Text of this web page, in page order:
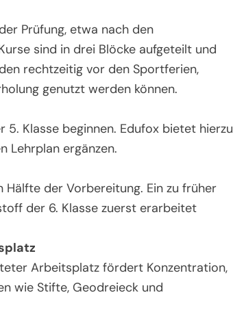
Prüfung, etwa nach den
sind in drei Blöcke aufgeteilt und
rechtzeitig vor den Sportferien,
genutzt werden können.
Klasse beginnen. Edufox bietet hierzu
Lehrplan ergänzen.
der Vorbereitung. Ein zu früher
der 6. Klasse zuerst erarbeitet
Arbeitsplatz fördert Konzentration,
wie Stifte, Geodreieck und